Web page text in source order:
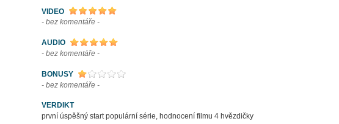
VIDEO
- bez komentáře -
AUDIO
- bez komentáře -
BONUSY
- bez komentáře -
VERDIKT
první úspěšný start populární série, hodnocení filmu 4 hvězdičky